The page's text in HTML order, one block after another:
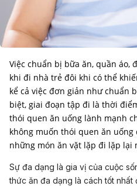
Việc chuẩn bị bữa ăn, quần áo,
khi đi nhà trẻ đôi khi có thể
kể cả việc đơn giản như chuẩn
biệt, giai đoạn tập đi là thời
thói quen ăn uống lành mạnh
không muốn thói quen ăn
những món ăn vặt lặp đi lặp lại
Sự đa dạng là gia vị của cuộc
thức ăn đa dạng là cách tốt